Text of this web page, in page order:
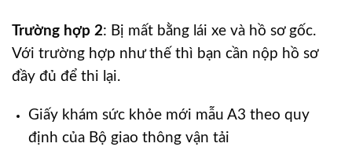
Trường hợp 2: Bị mất bằng lái xe và hồ sơ gốc.
Với trường hợp như thế thì bạn cần nộp hồ sơ
đầy đủ để thi lại.
Giấy khám sức khỏe mới mẫu A3 theo quy
định của Bộ giao thông vận tải